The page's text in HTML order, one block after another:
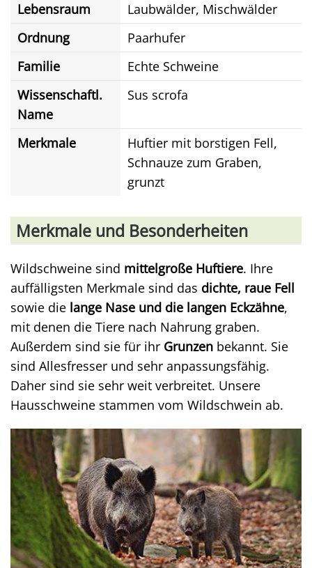
Lebensraum
Laubwälder, Mischwälder
Ordnung
Paarhufer
Familie
Echte Schweine
Wissenschaftl.
Name
Sus scrofa
Merkmale
Huftier mit borstigen Fell,
Schnauze zum Graben,
grunzt
Merkmale und Besonderheiten
Wildschweine sind mittelgroße Huftiere. Ihre
auffälligsten Merkmale sind das dichte, raue Fell
sowie die lange Nase und die langen Eckzähne,
mit denen die Tiere nach Nahrung graben.
Außerdem sind sie für ihr Grunzen bekannt. Sie
sind Allesfresser und sehr anpassungsfähig.
Daher sind sie sehr weit verbreitet. Unsere
Hausschweine stammen vom Wildschwein ab.